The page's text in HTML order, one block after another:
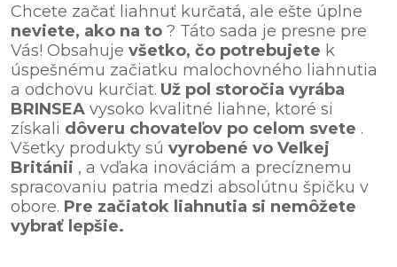
Chcete začať liahnuť kurčatá, ale ešte úplne
neviete, ako na to ? Táto sada je presne pre
Vás! Obsahuje všetko, čo potrebujete k
úspešnému začiatku malochovného liahnutia
a odchovu kurčiat. Už pol storočia vyrába
BRINSEA vysoko kvalitné liahne, ktoré si
získali dôveru chovateľov po celom svete .
Všetky produkty sú vyrobené vo Veľkej
Británii , a vďaka inováciám a precíznemu
spracovaniu patria medzi absolútnu špičku v
obore. Pre začiatok liahnutia si nemôžete
vybrať lepšie.